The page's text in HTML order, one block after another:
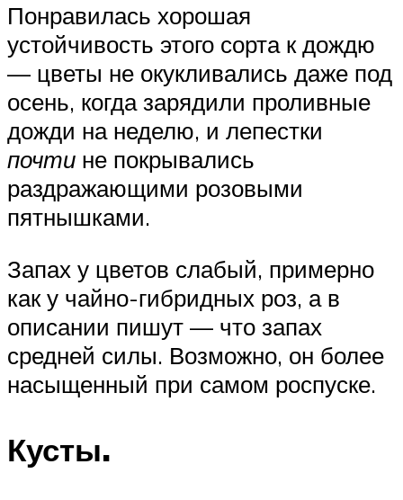
Понравилась хорошая
устойчивость этого сорта к дождю
— цветы не окукливались даже под
осень, когда зарядили проливные
дожди на неделю, и лепестки
почти не покрывались
раздражающими розовыми
пятнышками.
Запах у цветов слабый, примерно
как у чайно-гибридных роз, а в
описании пишут — что запах
средней силы. Возможно, он более
насыщенный при самом роспуске.
Кусты.